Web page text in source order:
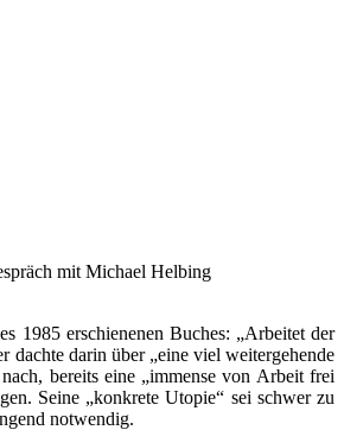
mit Michael Helbing
1985 erschienenen Buches: „Arbeitet der
dachte darin über „eine viel weitergehende
bereits eine „immense von Arbeit frei
Seine „konkrete Utopie“ sei schwer zu
notwendig.